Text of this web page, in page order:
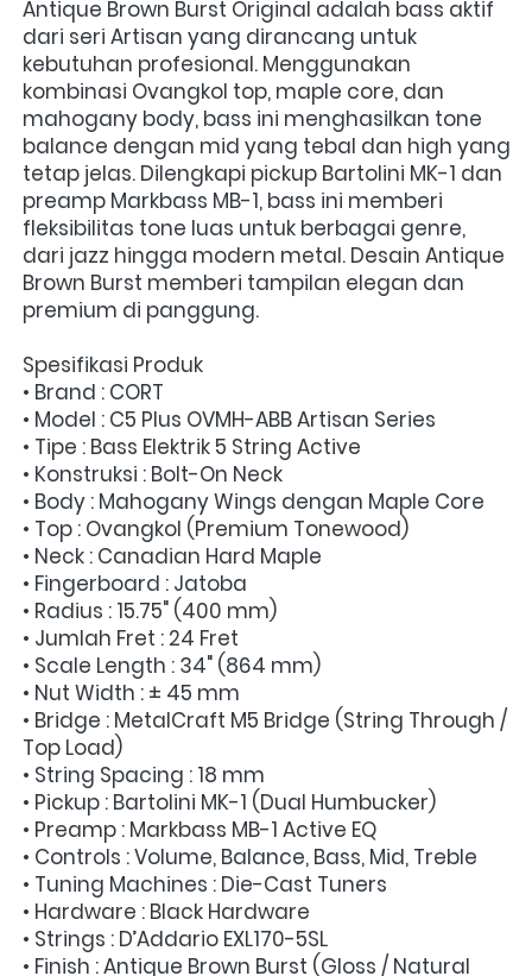
Antique Brown Burst Original adalah bass aktif
dari seri Artisan yang dirancang untuk
kebutuhan profesional. Menggunakan
kombinasi Ovangkol top, maple core, dan
mahogany body, bass ini menghasilkan tone
balance dengan mid yang tebal dan high yang
tetap jelas. Dilengkapi pickup Bartolini MK-1 dan
preamp Markbass MB-1, bass ini memberi
fleksibilitas tone luas untuk berbagai genre,
dari jazz hingga modern metal. Desain Antique
Brown Burst memberi tampilan elegan dan
premium di panggung.
Spesifikasi Produk
• Brand : CORT
• Model : C5 Plus OVMH-ABB Artisan Series
• Tipe : Bass Elektrik 5 String Active
• Konstruksi : Bolt-On Neck
• Body : Mahogany Wings dengan Maple Core
• Top : Ovangkol (Premium Tonewood)
• Neck : Canadian Hard Maple
• Fingerboard : Jatoba
• Radius : 15.75" (400 mm)
• Jumlah Fret : 24 Fret
• Scale Length : 34" (864 mm)
• Nut Width : ± 45 mm
• Bridge : MetalCraft M5 Bridge (String Through /
Top Load)
• String Spacing : 18 mm
• Pickup : Bartolini MK-1 (Dual Humbucker)
• Preamp : Markbass MB-1 Active EQ
• Controls : Volume, Balance, Bass, Mid, Treble
• Tuning Machines : Die-Cast Tuners
• Hardware : Black Hardware
• Strings : D’Addario EXL170-5SL
• Finish : Antique Brown Burst (Gloss / Natural